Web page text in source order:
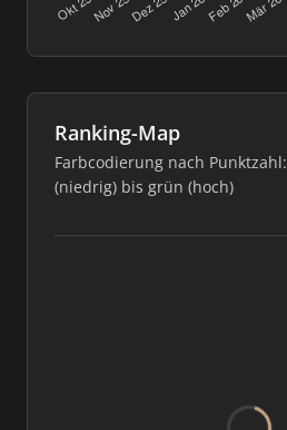
Ranking-Map
Farbcodierung nach Punktzahl:
(niedrig) bis grün (hoch)